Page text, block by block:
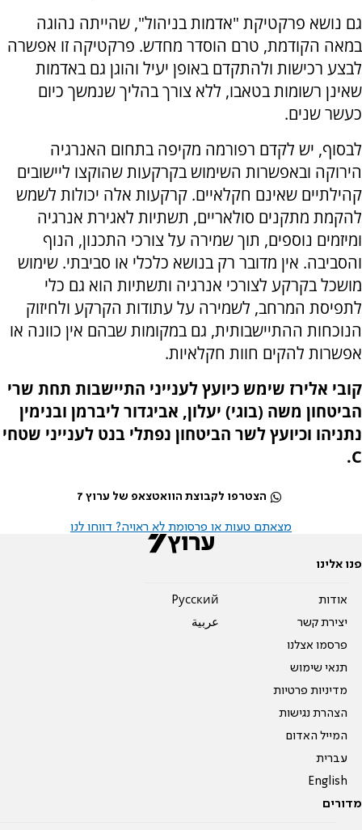
גם נושא פרקטיקת "אדמות בניהול", שהייתה נהוגה
במאה הקודמת, טרם הוסדר מחדש. פרקטיקה זו אפשרה
לבצע רכישות ולהתקדם באופן יעיל והוגן גם באדמות
שאינן רשומות בטאבו, ללא צורך בהליך שנמשך כיום
כעשר שנים.
לבסוף, יש לקדם רפורמה מקיפה בתחום האנרגיה
הירוקה ובאפשרות השימוש בקרקעות שהוקצו ליישובים
קהילתיים שאינם חקלאיים. קרקעות אלה יכולות לשמש
להקמת מתקנים סולאריים, תשתיות לאגירת אנרגיה
ומיזמים נוספים, תוך שמירה על צורכי התכנון, הנוף
והסביבה. אין מדובר רק בנושא כלכלי או סביבתי. שימוש
מושכל בקרקע לצורכי אנרגיה ותשתיות הוא גם כלי
לתפיסת המרחב, לשמירה על עתודות הקרקע ולחיזוק
הנוכחות ההתיישבותית, גם במקומות שבהם אין כוונה או
אפשרות להקים חוות חקלאיות.
קובי אלירז שימש כיועץ לענייני התיישבות תחת שרי
הביטחון משה (בוגי) יעלון, אביגדור ליברמן ובנימין
נתניהו וכיועץ לשר הביטחון נפתלי בנט לענייני שטחי
C.
הצטרפו לקבוצת הוואטצאפ של ערוץ 7
מצאתם טעות או פרסומת לא ראויה? דווחו לנו
פנו אלינו
אודות
יצירת קשר
פרסמו אצלנו
תנאי שימוש
מדיניות פרטיות
הצהרת נגישות
המייל האדום
עברית
English
Pусский
عربية
מדורים